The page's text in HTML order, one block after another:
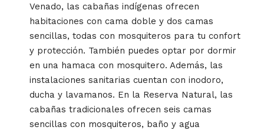
Venado, las cabañas indígenas ofrecen
habitaciones con cama doble y dos camas
sencillas, todas con mosquiteros para tu confort
y protección. También puedes optar por dormir
en una hamaca con mosquitero. Además, las
instalaciones sanitarias cuentan con inodoro,
ducha y lavamanos. En la Reserva Natural, las
cabañas tradicionales ofrecen seis camas
sencillas con mosquiteros, baño y agua